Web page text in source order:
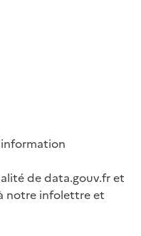
de data.gouv.fr et
notre infolettre et